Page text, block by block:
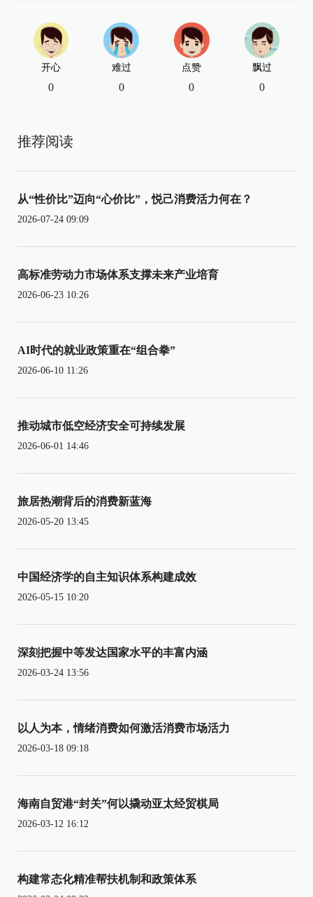
开心
0
难过
0
点赞
0
飘过
0
推荐阅读
从“性价比”迈向“心价比”，悦己消费活力何在？
2026-07-24 09:09
高标准劳动力市场体系支撑未来产业培育
2026-06-23 10:26
AI时代的就业政策重在“组合拳”
2026-06-10 11:26
推动城市低空经济安全可持续发展
2026-06-01 14:46
旅居热潮背后的消费新蓝海
2026-05-20 13:45
中国经济学的自主知识体系构建成效
2026-05-15 10:20
深刻把握中等发达国家水平的丰富内涵
2026-03-24 13:56
以人为本，情绪消费如何激活消费市场活力
2026-03-18 09:18
海南自贸港“封关”何以撬动亚太经贸棋局
2026-03-12 16:12
构建常态化精准帮扶机制和政策体系